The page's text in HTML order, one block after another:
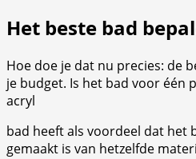
Het beste bad
Hoe doe je dat nu precies: de
je budget. Is het bad voor één
acryl
bad heeft als voordeel dat het
gemaakt is van hetzelfde